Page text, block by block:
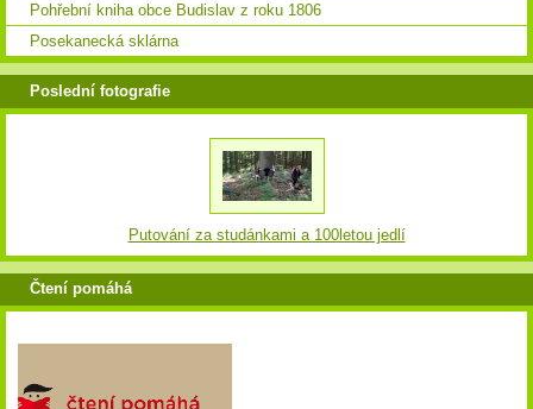
Pohřební kniha obce Budislav z roku 1806
Posekanecká sklárna
Poslední fotografie
Putování za studánkami a 100letou jedlí
Čtení pomáhá